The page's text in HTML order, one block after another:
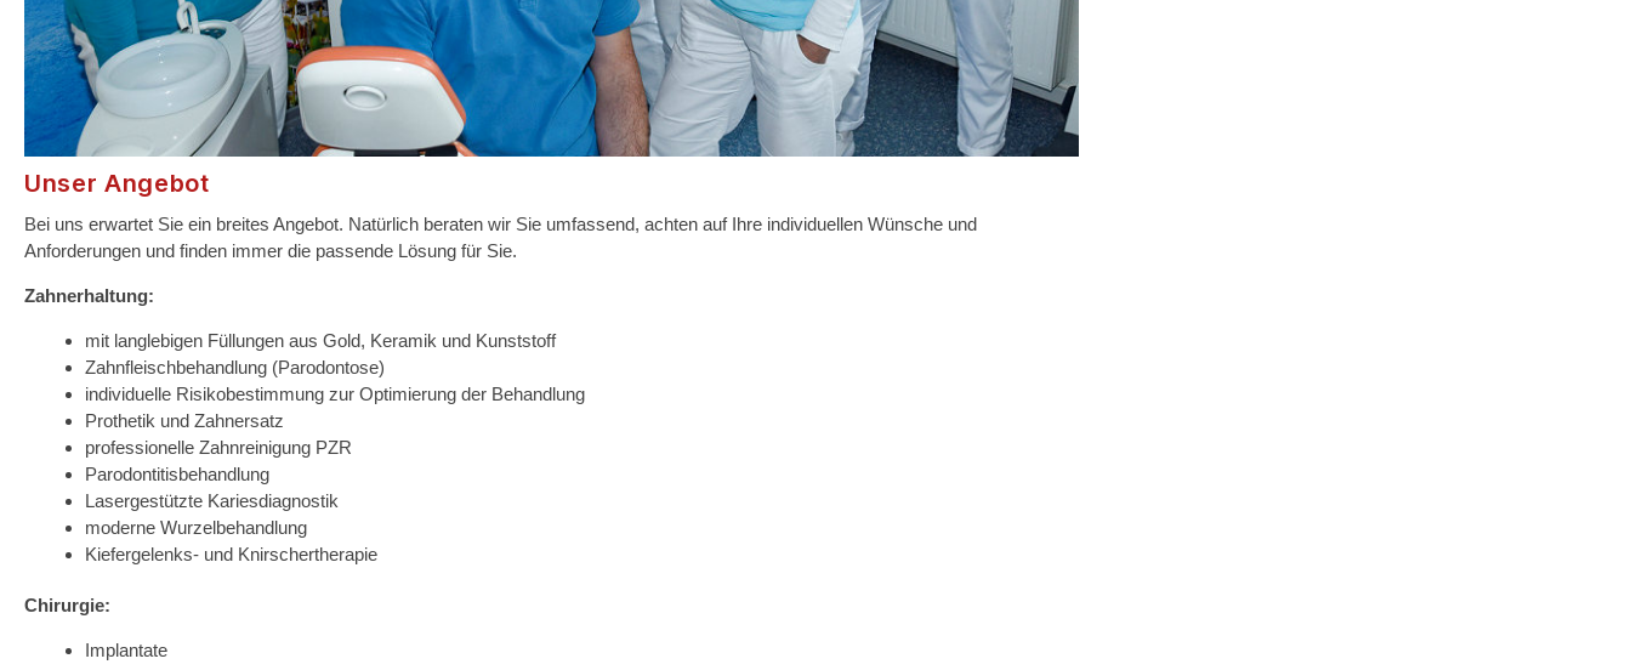
Unser Angebot
Bei uns erwartet Sie ein breites Angebot. Natürlich beraten wir Sie umfassend, achten auf Ihre individuellen Wünsche und
Anforderungen und finden immer die passende Lösung für Sie.
Zahnerhaltung:
mit langlebigen Füllungen aus Gold, Keramik und Kunststoff
Zahnfleischbehandlung (Parodontose)
individuelle Risikobestimmung zur Optimierung der Behandlung
Prothetik und Zahnersatz
professionelle Zahnreinigung PZR
Parodontitisbehandlung
Lasergestützte Kariesdiagnostik
moderne Wurzelbehandlung
Kiefergelenks- und Knirschertherapie
Chirurgie:
Implantate